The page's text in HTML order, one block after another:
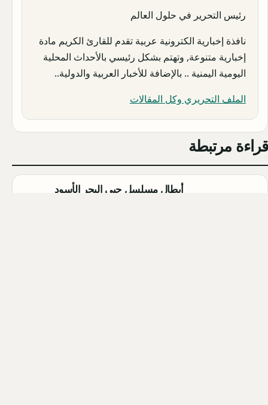
رئيس التحرير في حلول العالم
نافذة إخبارية الكترونية عربية تقدم للقارئ الكريم مادة
إخبارية متنوعة, وتهتم بشكل رئيسي بالأحداث المحلية
اليومية اليمنية .. بالإضافة للأخبار العربية والدولية..
الملف التحريري وكل المقالات
قراءة مرتبطة
أبطال مسلسل حبي البحر الأسود